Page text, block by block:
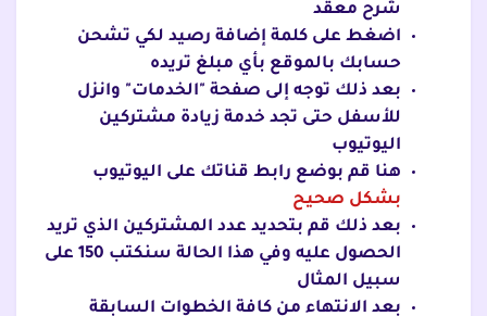
شرح معقد
اضغط على كلمة إضافة رصيد لكي تشحن
حسابك بالموقع بأي مبلغ تريده
بعد ذلك توجه إلى صفحة "الخدمات" وانزل
للأسفل حتى تجد خدمة زيادة مشتركين
اليوتيوب
هنا قم بوضع رابط قناتك على اليوتيوب
بشكل صحيح
بعد ذلك قم بتحديد عدد المشتركين الذي تريد
الحصول عليه وفي هذا الحالة سنكتب 150 على
سبيل المثال
بعد الانتهاء من كافة الخطوات السابقة